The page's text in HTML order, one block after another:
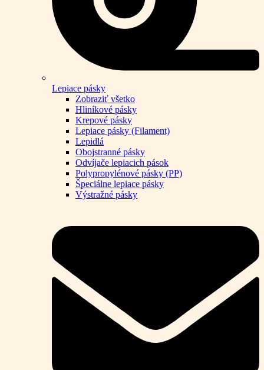
Lepiace pásky
Zobraziť všetko
Hliníkové pásky
Krepové pásky
Lepiace pásky (Filament)
Lepidlá
Obojstranné pásky
Odvíjače lepiacich pások
Polypropylénové pásky (PP)
Špeciálne lepiace pásky
Výstražné pásky